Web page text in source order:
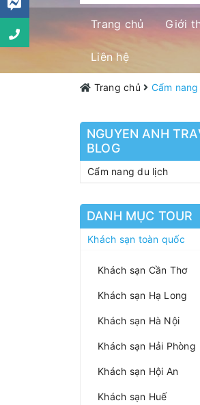
Trang chủ Giới
Liên hệ
Trang chủ Cẩm
NGUYEN ANH
BLOG
Cẩm nang du lịch
DANH MỤC TOUR
Khách sạn toàn quốc
Khách sạn Cần Thơ
Khách sạn Hạ Long
Khách sạn Hà Nội
Khách sạn Hải Phòng
Khách sạn Hội An
Khách sạn Huế